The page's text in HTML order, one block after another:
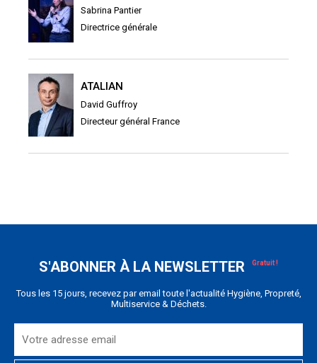
Sabrina Pantier
Directrice générale
ATALIAN
David Guffroy
Directeur général France
S'ABONNER À LA NEWSLETTER
Tous les 15 jours, recevez par email toute l'actualité Hygiène, Propreté,
Multiservice & Déchets.